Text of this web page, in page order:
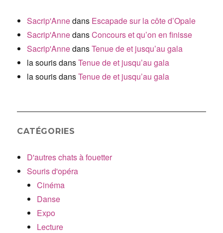
Sacrip'Annedans Escapade sur la côte d’Opale
Sacrip'AnnedansConcours et qu’on en finisse
Sacrip'AnnedansTenue de et jusqu’au gala
la sourisdansTenue de et jusqu’au gala
la sourisdansTenue de et jusqu’au gala
CATÉGORIES
D'autres chats à fouetter
Souris d'opéra
Cinéma
Danse
Expo
Lecture